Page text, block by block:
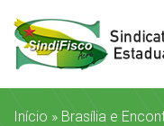
Início » Brasília e